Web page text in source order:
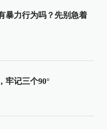
暴力行为吗？先别急着
牢记三个90°